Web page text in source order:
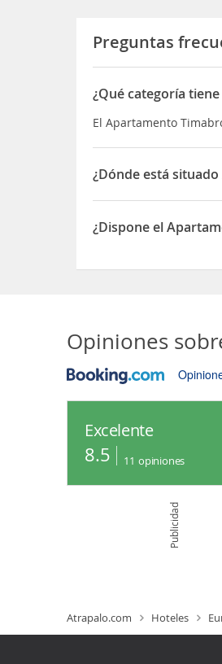
Preguntas
¿Qué categoría
El Apartamento
¿Dónde está
El Apartamento
¿Dispone el
Opiniones
Excelente
8.5 11 opiniones
Publicidad
Atrapalo.com Hoteles